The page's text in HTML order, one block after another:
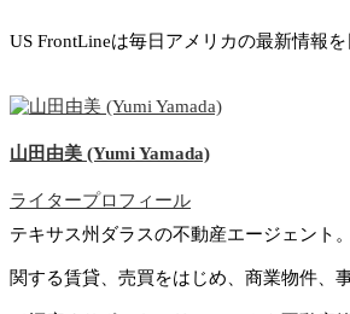
US FrontLineは毎日アメリカの最新情報
山田由美 (Yumi Yamada)
ライタープロフィール
テキサス州ダラスの不動産エージェント
関する賃貸、売買をはじめ、商業物件、